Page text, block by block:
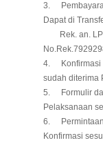
3.
Dapat di
Rek. an.
4.
sudah diterima
5.
Formulir
Pelaksanaan
6.
Konfirmasi